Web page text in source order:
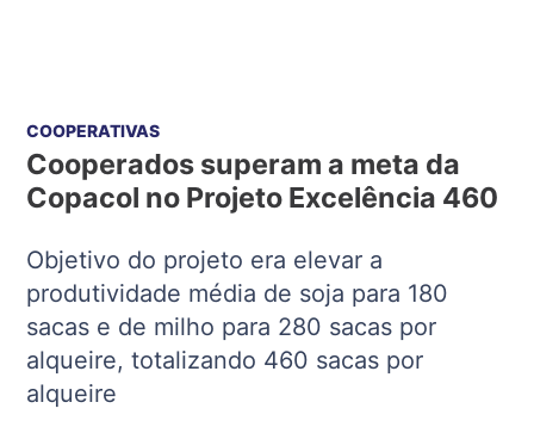
COOPERATIVAS
Cooperados superam a meta da
Copacol no Projeto Excelência 460
Objetivo do projeto era elevar a
produtividade média de soja para 180
sacas e de milho para 280 sacas por
alqueire, totalizando 460 sacas por
alqueire